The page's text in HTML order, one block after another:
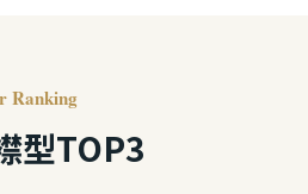
Ranking
型TOP3